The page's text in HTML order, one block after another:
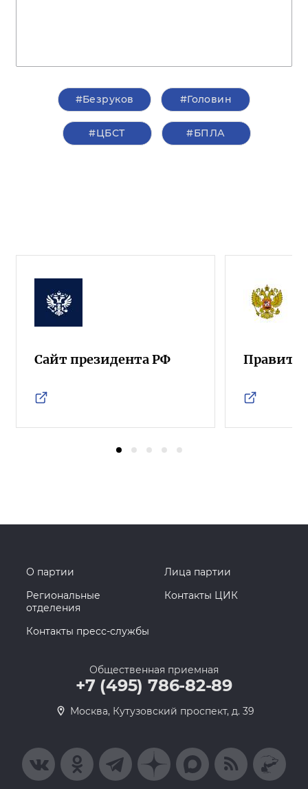
#Безруков #Головин
#ЦБСТ #БПЛА
Сайт президента РФ
О партии
Лица партии
Региональные
отделения
Контакты ЦИК
Контакты пресс-службы
Общественная приемная
+7 (495) 786-82-89
Москва, Кутузовский проспект, д. 39